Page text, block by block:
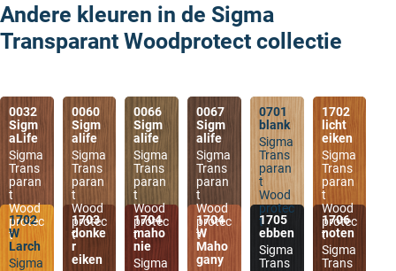
Andere kleuren in de Sigma
Transparant Woodprotect collectie
0032
Sigm
aLife
Sigma
Trans
paran
t
Wood
protec
t
0060
Sigm
alife
Sigma
Trans
paran
t
Wood
protec
t
0066
Sigm
alife
Sigma
Trans
paran
t
Wood
protec
t
0067
Sigm
alife
Sigma
Trans
paran
t
Wood
protec
t
0701
blank
Sigma
Trans
paran
t
Wood
protec
t
1702
licht
eiken
Sigma
Trans
paran
t
Wood
protec
t
1702
W
Larch
Sigma
1703
donke
r
eiken
1704
maho
nie
Sigma
1704
W
Maho
gany
1705
ebben
Sigma
Trans
1706
noten
Sigma
Trans